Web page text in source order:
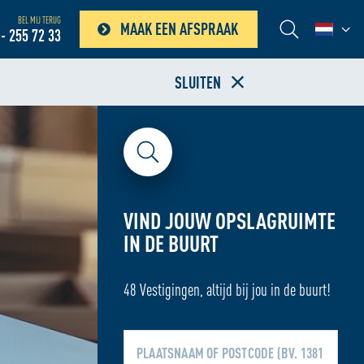
BEL MIJ TERUG
255 72 33 MAAK EEN AFSPRAAK
SLUITEN
VIND JOUW OPSLAGRUIMTE
IN DE BUURT
48 Vestigingen, altijd bij jou in de buurt!